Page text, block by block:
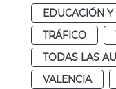
EDUCACIÓN
TRÁFICO
TODAS LAS
VALENCIA